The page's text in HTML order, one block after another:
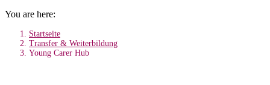
You are here:
Startseite
Transfer & Weiterbildung
Young Carer Hub